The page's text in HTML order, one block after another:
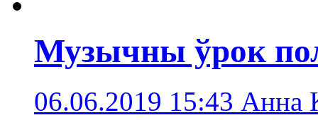
Музычны ўрок
06.06.2019 15:43 Анна